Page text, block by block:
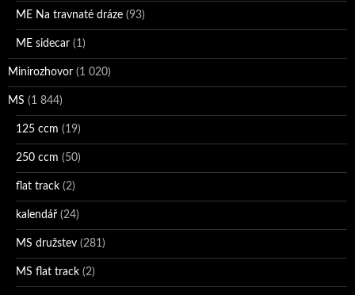
ME Na travnaté dráze (93)
ME sidecar (1)
Minirozhovor (1 020)
MS (1 844)
125 ccm (19)
250 ccm (50)
flat track (2)
kalendář (24)
MS družstev (281)
MS flat track (2)